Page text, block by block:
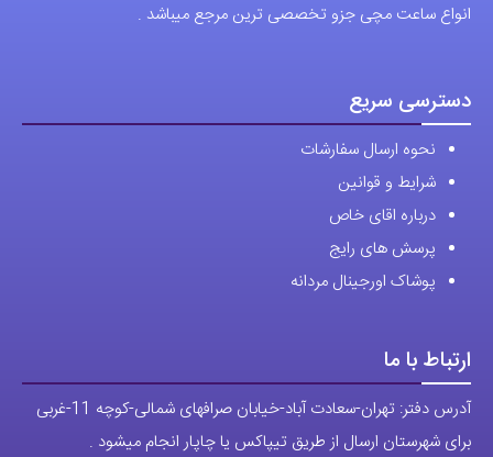
انواع ساعت مچی جزو تخصصی ترین مرجع میباشد .
دسترسی سریع
نحوه ارسال سفارشات
شرایط و قوانین
درباره اقای خاص
پرسش های رایج
پوشاک اورجینال مردانه
ارتباط با ما
آدرس دفتر: تهران-سعادت آباد-خیابان صرافهای شمالی-کوچه 11-غربی
برای شهرستان ارسال از طریق تیپاکس یا چاپار انجام میشود .